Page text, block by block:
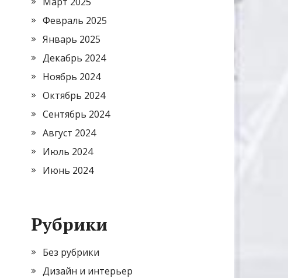
Февраль 2025
Январь 2025
Декабрь 2024
Ноябрь 2024
Октябрь 2024
Сентябрь 2024
Август 2024
Июль 2024
Июнь 2024
Рубрики
Без рубрики
Дизайн и интерьер